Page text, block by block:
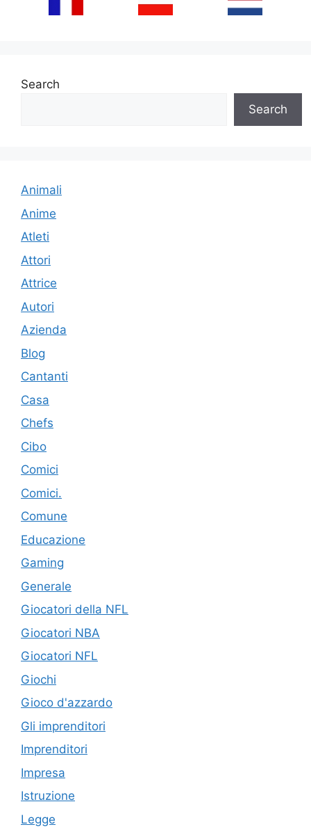
Search
Search
Animali
Anime
Atleti
Attori
Attrice
Autori
Azienda
Blog
Cantanti
Casa
Chefs
Cibo
Comici
Comici.
Comune
Educazione
Gaming
Generale
Giocatori della NFL
Giocatori NBA
Giocatori NFL
Giochi
Gioco d'azzardo
Gli imprenditori
Imprenditori
Impresa
Istruzione
Legge